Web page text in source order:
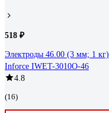
518 ₽
Электроды 46.00 (3 мм; 1 кг)
Inforce IWET-3010O-46
4.8
(16)